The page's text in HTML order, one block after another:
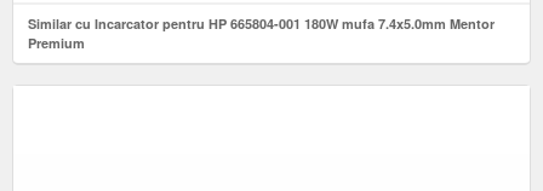
Similar cu Incarcator pentru HP 665804-001 180W mufa 7.4x5.0mm Mentor
Premium